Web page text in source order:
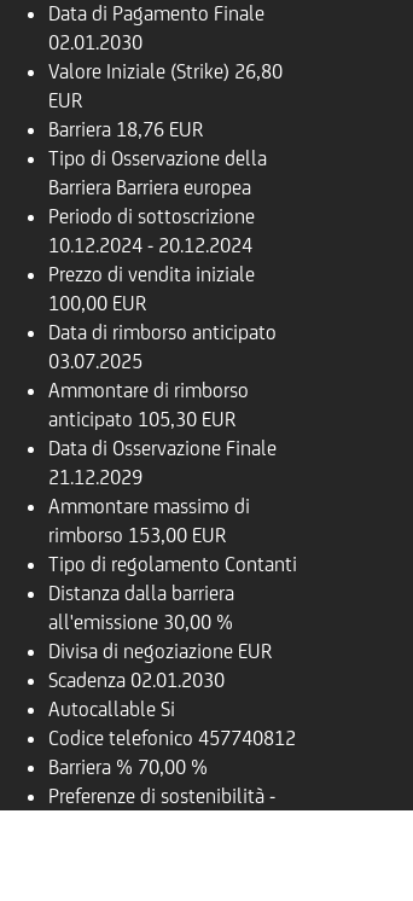
Data di Pagamento Finale
02.01.2030
Valore Iniziale (Strike) 26,80
EUR
Barriera 18,76 EUR
Tipo di Osservazione della
Barriera Barriera europea
Periodo di sottoscrizione
10.12.2024 - 20.12.2024
Prezzo di vendita iniziale
100,00 EUR
Data di rimborso anticipato
03.07.2025
Ammontare di rimborso
anticipato 105,30 EUR
Data di Osservazione Finale
21.12.2029
Ammontare massimo di
rimborso 153,00 EUR
Tipo di regolamento Contanti
Distanza dalla barriera
all'emissione 30,00 %
Divisa di negoziazione EUR
Scadenza 02.01.2030
Autocallable Si
Codice telefonico 457740812
Barriera % 70,00 %
Preferenze di sostenibilità -